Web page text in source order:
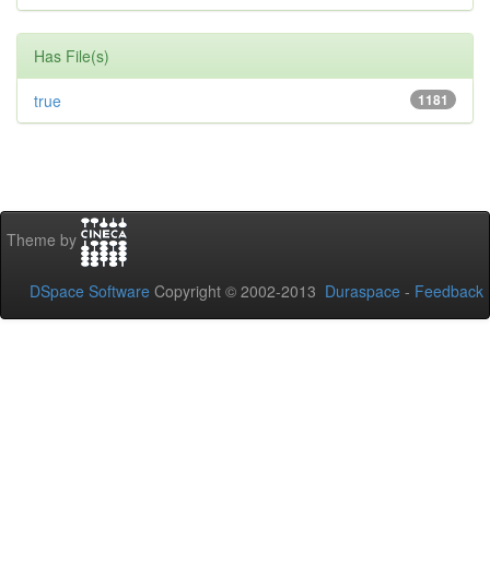
Has File(s)
1181
true
Theme by
DSpace Software Copyright © 2002-2013 Duraspace - Feedback